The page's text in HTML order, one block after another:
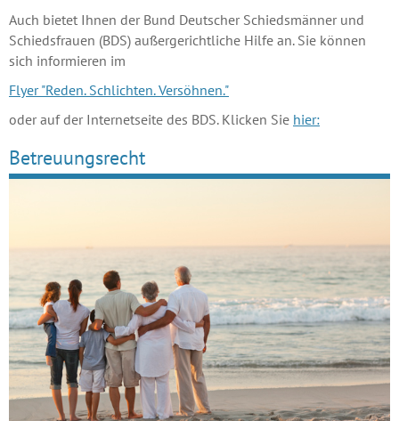
Auch bietet Ihnen der Bund Deutscher Schiedsmänner und
Schiedsfrauen (BDS) außergerichtliche Hilfe an. Sie können
sich informieren im
Flyer "Reden. Schlichten. Versöhnen."
oder auf der Internetseite des BDS. Klicken Sie hier:
Betreuungsrecht